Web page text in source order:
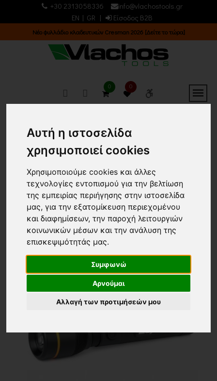
Αυτή η ιστοσελίδα
χρησιμοποιεί cookies
Χρησιμοποιούμε cookies και άλλες
τεχνολογίες εντοπισμού για την βελτίωση
της εμπειρίας περιήγησης στην ιστοσελίδα
μας, για την εξατομίκευση περιεχομένου
και διαφημίσεων, την παροχή λειτουργιών
κοινωνικών μέσων και την ανάλυση της
επισκεψιμότητάς μας.
Συμφωνώ
Αρνούμαι
Αλλαγή των προτιμήσεών μου
+30 2313058336
info@vlachostools.gr
EN | GR | Είσοδος B2B
Νέος κατάλογος 2025 [Κατεβάστε τον τώρα!]
0 0
ΕΝΕΡΓΕΙΑ & LED / ΦΑΚΟΙ
Κεντρική σελίδα ΕΝΕΡΓΕΙΑ & LED ΦΑΚΟΙ
Επιστροφή
Τα νεότερα 24 ΠΡΟΙΟΝΤΑ